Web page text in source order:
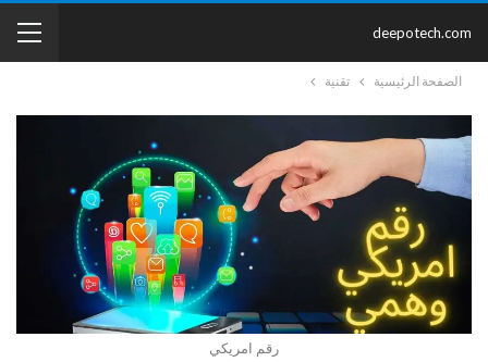
deepotech.com
الصفحة الرئيسية تقنية
رقم امريكي